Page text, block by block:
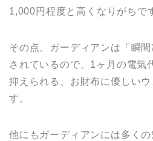
1,000円程度と高くなりがちで
その点、ガーディアンは「瞬
されているので、1ヶ月の電気
抑えられる、お財布に優しい
す。
他にもガーディアンには多くの